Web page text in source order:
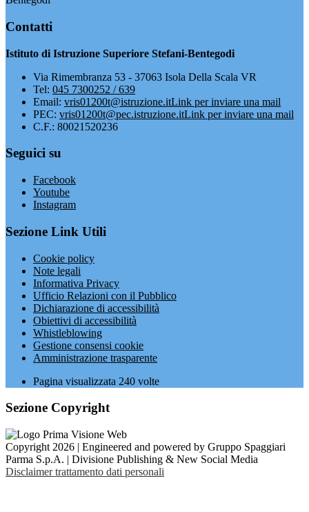
Contatti
Istituto di Istruzione Superiore Stefani-Bentegodi
Via Rimembranza 53 - 37063 Isola Della Scala VR
Tel: 045 7300252 / 639
Email: vris01200t@istruzione.itLink per inviare una mail
PEC: vris01200t@pec.istruzione.itLink per inviare una mail
C.F.: 80021520236
Seguici su
Facebook
Youtube
Instagram
Sezione Link Utili
Cookie policy
Note legali
Informativa Privacy
Ufficio Relazioni con il Pubblico
Dichiarazione di accessibilità
Obiettivi di accessibilità
Whistleblowing
Gestione consensi cookie
Amministrazione trasparente
Pagina visualizzata 240 volte
Sezione Copyright
Copyright 2026 | Engineered and powered by Gruppo Spaggiari
Parma S.p.A. | Divisione Publishing & New Social Media
Disclaimer trattamento dati personali